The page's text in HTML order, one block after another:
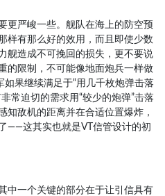
更严峻一些。舰队在海上的防空预
样有那么好的效用，而且即使少数
舰造成不可挽回的损失，更不要说
的限制，不可能像地面炮兵一样做
如果继续满足于“用几千枚炮弹击落
常迫切的需求用“较少的炮弹”击落
知敌机的距离并在合适位置爆炸，
——这其实也就是VT信管设计的初
中一个关键的部分在于让引信具有